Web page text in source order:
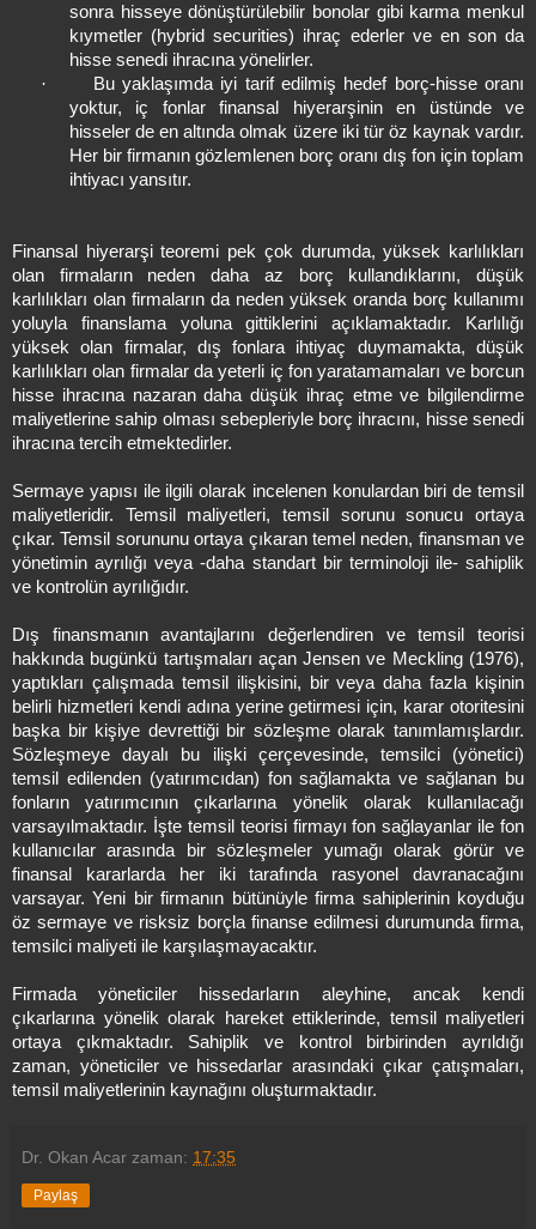
sonra hisseye dönüştürülebilir bonolar gibi karma menkul
kıymetler (hybrid securities) ihraç ederler ve en son da
hisse senedi ihracına yönelirler.
·
Bu yaklaşımda iyi tarif edilmiş hedef borç-hisse oranı
yoktur, iç fonlar finansal hiyerarşinin en üstünde ve
hisseler de en altında olmak üzere iki tür öz kaynak vardır.
Her bir firmanın gözlemlenen borç oranı dış fon için toplam
ihtiyacı yansıtır.
Finansal hiyerarşi teoremi pek çok durumda, yüksek karlılıkları
olan firmaların neden daha az borç kullandıklarını, düşük
karlılıkları olan firmaların da neden yüksek oranda borç kullanımı
yoluyla finanslama yoluna gittiklerini açıklamaktadır. Karlılığı
yüksek olan firmalar, dış fonlara ihtiyaç duymamakta, düşük
karlılıkları olan firmalar da yeterli iç fon yaratamamaları ve borcun
hisse ihracına nazaran daha düşük ihraç etme ve bilgilendirme
maliyetlerine sahip olması sebepleriyle borç ihracını, hisse senedi
ihracına tercih etmektedirler.
Sermaye yapısı ile ilgili olarak incelenen konulardan biri de temsil
maliyetleridir. Temsil maliyetleri, temsil sorunu sonucu ortaya
çıkar. Temsil sorununu ortaya çıkaran temel neden, finansman ve
yönetimin ayrılığı veya -daha standart bir terminoloji ile- sahiplik
ve kontrolün ayrılığıdır.
Dış finansmanın avantajlarını değerlendiren ve temsil teorisi
hakkında bugünkü tartışmaları açan Jensen ve Meckling (1976),
yaptıkları çalışmada temsil ilişkisini, bir veya daha fazla kişinin
belirli hizmetleri kendi adına yerine getirmesi için, karar otoritesini
başka bir kişiye devrettiği bir sözleşme olarak tanımlamışlardır.
Sözleşmeye dayalı bu ilişki çerçevesinde, temsilci (yönetici)
temsil edilenden (yatırımcıdan) fon sağlamakta ve sağlanan bu
fonların yatırımcının çıkarlarına yönelik olarak kullanılacağı
varsayılmaktadır. İşte temsil teorisi firmayı fon sağlayanlar ile fon
kullanıcılar arasında bir sözleşmeler yumağı olarak görür ve
finansal kararlarda her iki tarafında rasyonel davranacağını
varsayar. Yeni bir firmanın bütünüyle firma sahiplerinin koyduğu
öz sermaye ve risksiz borçla finanse edilmesi durumunda firma,
temsilci maliyeti ile karşılaşmayacaktır.
Firmada yöneticiler hissedarların aleyhine, ancak kendi
çıkarlarına yönelik olarak hareket ettiklerinde, temsil maliyetleri
ortaya çıkmaktadır. Sahiplik ve kontrol birbirinden ayrıldığı
zaman, yöneticiler ve hissedarlar arasındaki çıkar çatışmaları,
temsil maliyetlerinin kaynağını oluşturmaktadır.
Dr. Okan Acar zaman: 17:35
Paylaş